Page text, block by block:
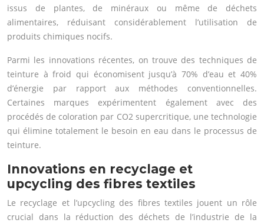
issus de plantes, de minéraux ou même de déchets
alimentaires, réduisant considérablement l’utilisation de
produits chimiques nocifs.
Parmi les innovations récentes, on trouve des techniques de
teinture à froid qui économisent jusqu’à 70% d’eau et 40%
d’énergie par rapport aux méthodes conventionnelles.
Certaines marques expérimentent également avec des
procédés de coloration par CO2 supercritique, une technologie
qui élimine totalement le besoin en eau dans le processus de
teinture.
Innovations en recyclage et
upcycling des fibres textiles
Le recyclage et l’upcycling des fibres textiles jouent un rôle
crucial dans la réduction des déchets de l’industrie de la